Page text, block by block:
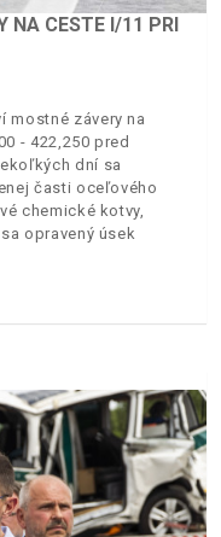
NA CESTE I/11 PRI
závery na
- 422,250 pred
dní sa
časti oceľového
chemické kotvy,
opravený úsek